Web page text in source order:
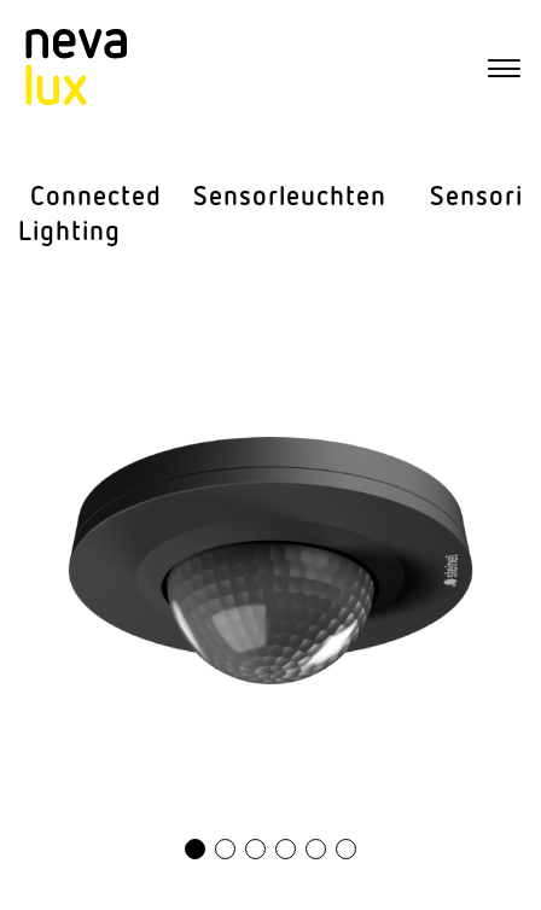
Connected
Lighting
Sensor­leuchten Sensorik